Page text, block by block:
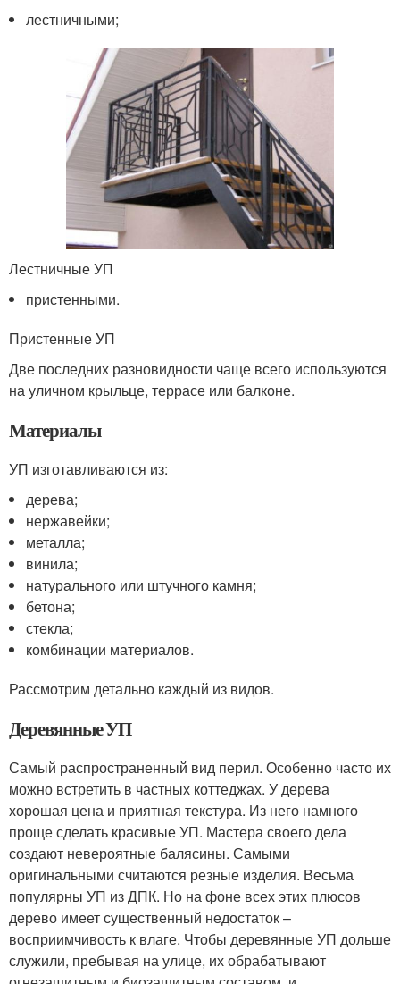
лестничными;
Лестничные УП
пристенными.
Пристенные УП
Две последних разновидности чаще всего используются
на уличном крыльце, террасе или балконе.
Материалы
УП изготавливаются из:
дерева;
нержавейки;
металла;
винила;
натурального или штучного камня;
бетона;
стекла;
комбинации материалов.
Рассмотрим детально каждый из видов.
Деревянные УП
Самый распространенный вид перил. Особенно часто их
можно встретить в частных коттеджах. У дерева
хорошая цена и приятная текстура. Из него намного
проще сделать красивые УП. Мастера своего дела
создают невероятные балясины. Самыми
оригинальными считаются резные изделия. Весьма
популярны УП из ДПК. Но на фоне всех этих плюсов
дерево имеет существенный недостаток –
восприимчивость к влаге. Чтобы деревянные УП дольше
служили, пребывая на улице, их обрабатывают